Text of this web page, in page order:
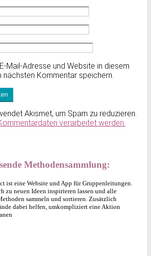
Mail-Adresse und Website in diesem
nächsten Kommentar speichern.
Akismet, um Spam zu reduzieren.
verarbeitet werden.
Methodensammlung:
ist eine Website und App für Gruppenleitungen.
zu neuen Ideen inspirieren lassen und alle
sammeln und sortieren. Zusätzlich
dabei helfen, umkompliziert eine Aktion